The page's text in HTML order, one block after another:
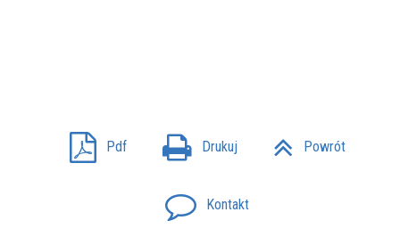
Pdf Drukuj Powrót
Kontakt